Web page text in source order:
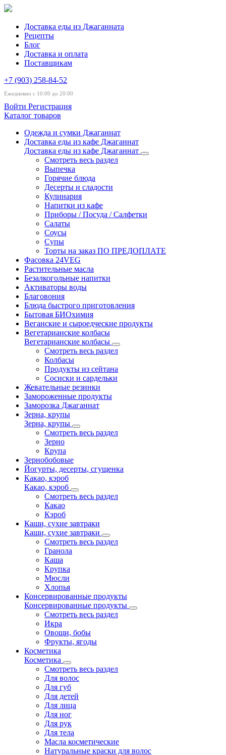
Доставка еды из Джаганната
Рецепты
Блог
Доставка и оплата
Поставщикам
+7 (903) 258-84-52
Ежедневно с 10:00 до 20:00
Войти Регистрация
Каталог товаров
Одежда и сумки Джаганнат
Доставка еды из кафе Джаганнат
Доставка еды из кафе Джаганнат
Смотреть весь раздел
Выпечка
Горячие блюда
Десерты и сладости
Кулинария
Напитки из кафе
Приборы / Посуда / Салфетки
Салаты
Соусы
Супы
Торты на заказ ПО ПРЕДОПЛАТЕ
Фасовка 24VEG
Растительные масла
Безалкогольные напитки
Активаторы воды
Благовония
Блюда быстрого приготовления
Бытовая БИОхимия
Веганские и сыроедческие продукты
Вегетарианские колбасы
Вегетарианские колбасы
Смотреть весь раздел
Колбасы
Продукты из сейтана
Сосиски и сардельки
Жевательные резинки
Замороженные продукты
Заморозка Джаганнат
Зерна, крупы
Зерна, крупы
Смотреть весь раздел
Зерно
Крупа
Зернобобовые
Йогурты, десерты, сгущенка
Какао, кэроб
Какао, кэроб
Смотреть весь раздел
Какао
Кэроб
Каши, сухие завтраки
Каши, сухие завтраки
Смотреть весь раздел
Гранола
Каша
Крупка
Мюсли
Хлопья
Консервированные продукты
Консервированные продукты
Смотреть весь раздел
Икра
Овощи, бобы
Фрукты, ягоды
Косметика
Косметика
Смотреть весь раздел
Для волос
Для губ
Для детей
Для лица
Для ног
Для рук
Для тела
Масла косметические
Натуральные краски для волос